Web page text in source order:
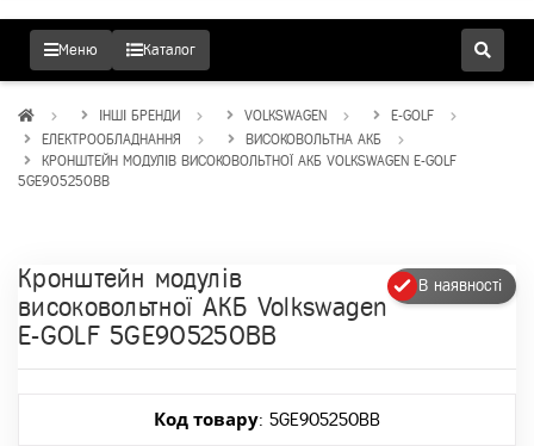
Меню Каталог
ІНШІ БРЕНДИ VOLKSWAGEN
E-GOLF
ЕЛЕКТРООБЛАДНАННЯ
ВИСОКОВОЛЬТНА АКБ
КРОНШТЕЙН МОДУЛІВ ВИСОКОВОЛЬТНОЇ АКБ VOLKSWAGEN E-GOLF
5GE905250BB
В наявності
Кронштейн модулів
високовольтної АКБ Volkswagen
E-GOLF 5GE905250BB
Код товару: 5GE905250BB